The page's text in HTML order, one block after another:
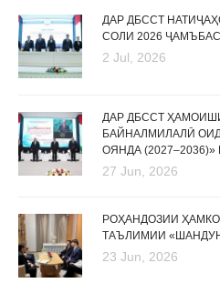
ДАР ДБССТ
СОЛИ 2026
2 Jul, 2026
ДАР ДБССТ
БАЙНАЛМИЛАЛӢ
ОЯНДА
27 Jun, 2026
РОҲАНДОЗИИ
ТАЪЛИМИИ
23 Jun, 2026